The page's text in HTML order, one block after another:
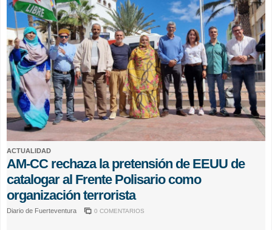
ACTUALIDAD
AM-CC rechaza la pretensión de EEUU de
catalogar al Frente Polisario como
organización terrorista
Diario de Fuerteventura 0 COMENTARIOS